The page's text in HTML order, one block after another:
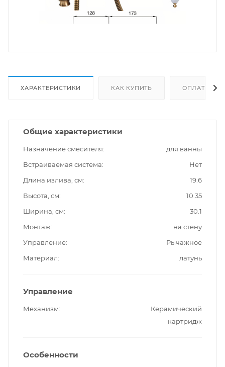
ХАРАКТЕРИСТИКИ КАК КУПИТЬ ОПЛАТА
Общие характеристики
Назначение смесителя
для ванны
Встраиваемая система
Нет
Длина излива, см
19.6
Высота, см
10.35
Ширина, см
30.1
Монтаж
на стену
Управление
Рычажное
Материал
латунь
Управление
Механизм
Керамический
картридж
Особенности